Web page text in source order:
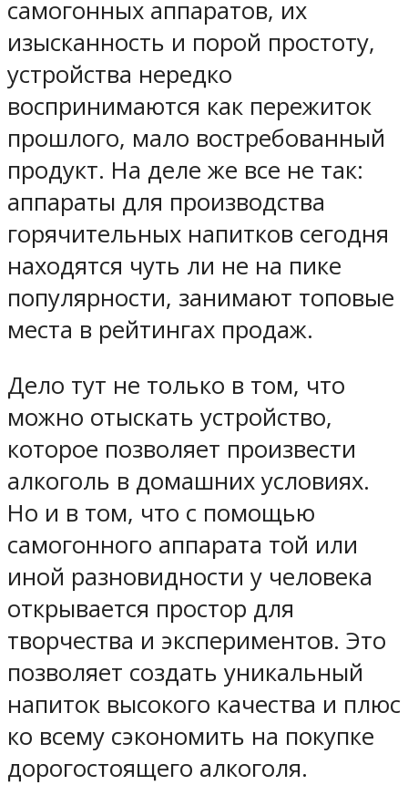
самогонных аппаратов, их
изысканность и порой простоту,
устройства нередко
воспринимаются как пережиток
прошлого, мало востребованный
продукт. На деле же все не так:
аппараты для производства
горячительных напитков сегодня
находятся чуть ли не на пике
популярности, занимают топовые
места в рейтингах продаж.
Дело тут не только в том, что
можно отыскать устройство,
которое позволяет произвести
алкоголь в домашних условиях.
Но и в том, что с помощью
самогонного аппарата той или
иной разновидности у человека
открывается простор для
творчества и экспериментов. Это
позволяет создать уникальный
напиток высокого качества и плюс
ко всему сэкономить на покупке
дорогостоящего алкоголя.